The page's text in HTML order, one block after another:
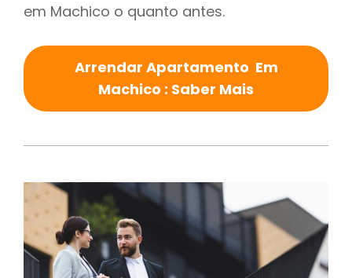
em Machico o quanto antes.
Arrendar Apartamento Em
Machico : Saber Mais